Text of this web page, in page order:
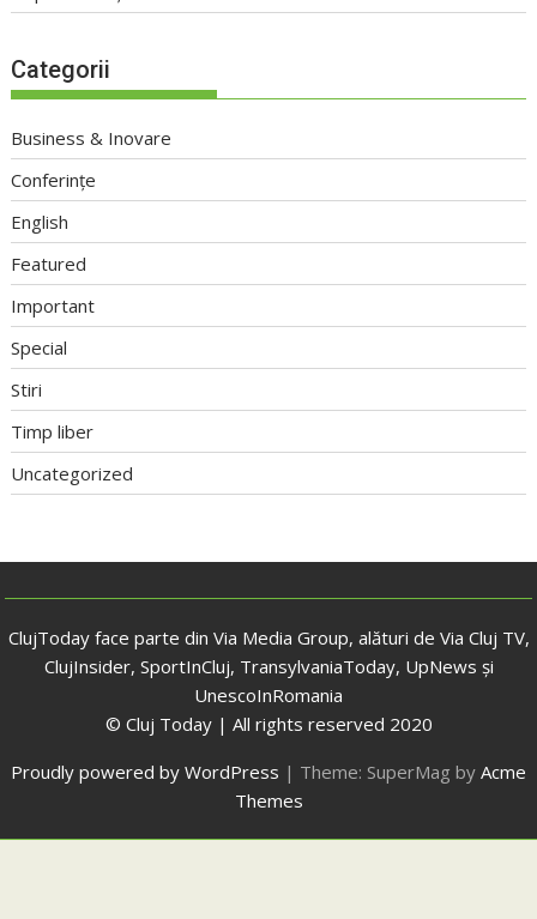
Categorii
Business & Inovare
Conferințe
English
Featured
Important
Special
Stiri
Timp liber
Uncategorized
ClujToday face parte din Via Media Group, alături de Via Cluj TV,
ClujInsider, SportInCluj, TransylvaniaToday, UpNews și
UnescoInRomania
© Cluj Today | All rights reserved 2020
Proudly powered by WordPress | Theme: SuperMag by Acme
Themes